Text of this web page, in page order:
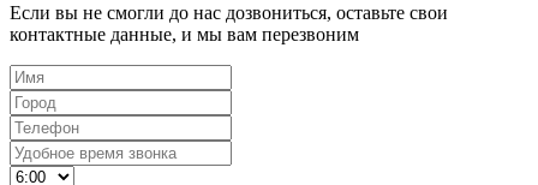
Если вы не смогли до нас дозвониться, оставьте свои
контактные данные, и мы вам перезвоним